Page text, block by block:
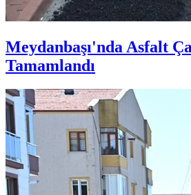
Meydanbaşı'nda Asfalt
Tamamlandı